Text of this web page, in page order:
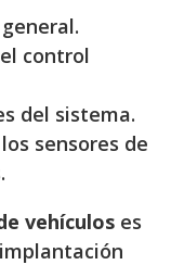
control
del sistema.
sensores de
vehículoses